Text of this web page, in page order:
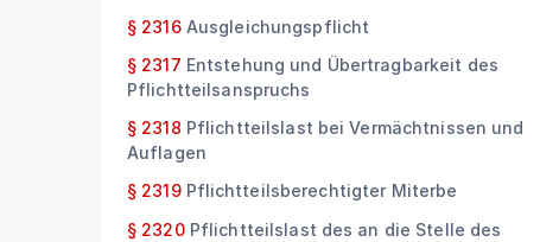
§ 2316 Ausgleichungspflicht
§ 2317 Entstehung und Übertragbarkeit des
Pflichtteilsanspruchs
§ 2318 Pflichtteilslast bei Vermächtnissen und
Auflagen
§ 2319 Pflichtteilsberechtigter Miterbe
§ 2320 Pflichtteilslast des an die Stelle des